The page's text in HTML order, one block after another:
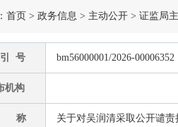
首页 > 政务信息 > 主动公开 > 证监局
号 bm56000001/2026-00006352
机构
称 关于对吴润清采取公开谴责